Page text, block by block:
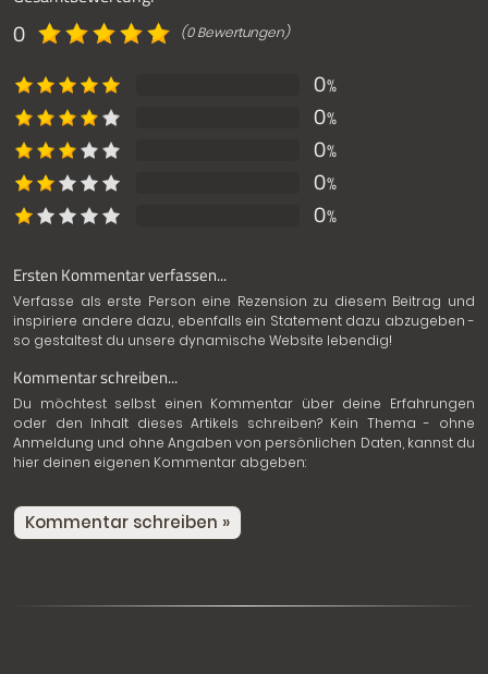
0 (0 Bewertungen)
0%
0%
0%
0%
0%
Ersten Kommentar verfassen...
Verfasse als erste Person eine Rezension zu diesem Beitrag und
inspiriere andere dazu, ebenfalls ein Statement dazu abzugeben -
so gestaltest du unsere dynamische Website lebendig!
Kommentar schreiben...
Du möchtest selbst einen Kommentar über deine Erfahrungen
oder den Inhalt dieses Artikels schreiben? Kein Thema - ohne
Anmeldung und ohne Angaben von persönlichen Daten, kannst du
hier deinen eigenen Kommentar abgeben:
Kommentar schreiben »